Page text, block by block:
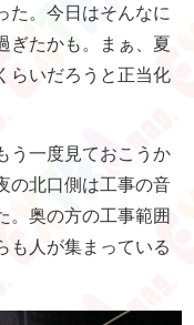
た。今日はそんなに
ぎたかも。まぁ、夏
らいだろうと正当化
う一度見ておこうか
の北口側は工事の音
。奥の方の工事範囲
も人が集まっている